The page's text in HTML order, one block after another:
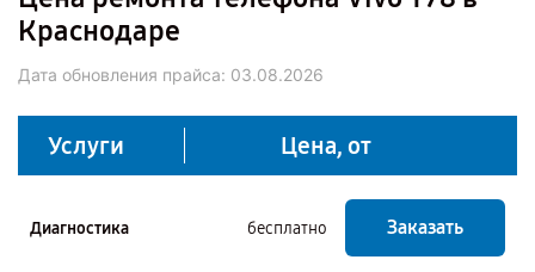
Краснодаре
Дата обновления прайса: 03.08.2026
Услуги Цена, от
Диагностика бесплатно Заказать